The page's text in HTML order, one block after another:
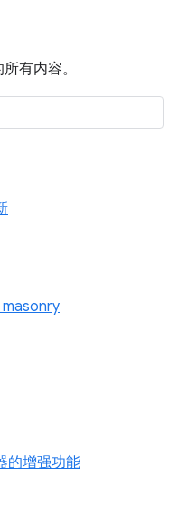
有内容。
的增强功能